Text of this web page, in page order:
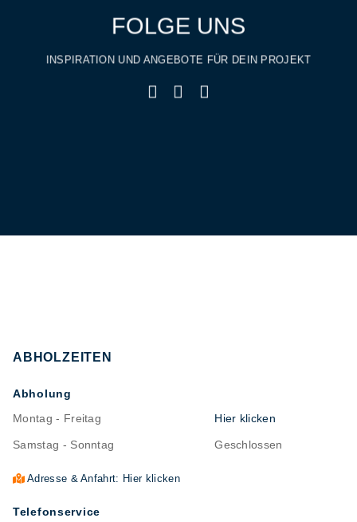
FOLGE UNS
INSPIRATION UND ANGEBOTE FÜR DEIN PROJEKT
ABHOLZEITEN
Abholung
Montag - Freitag
Hier klicken
Samstag - Sonntag Geschlossen
Adresse & Anfahrt: Hier klicken
Telefonservice